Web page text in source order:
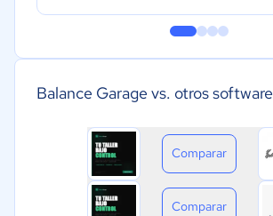
Balance Garage vs. otros software
Comparar
Comparar